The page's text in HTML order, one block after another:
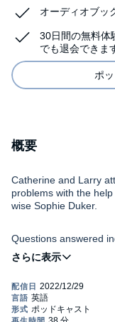
オーディオブッ
30日間の無料体
でも退会できま
ポ
概要
Catherine and Larry
problems with the
wise Sophie Duker.
Questions answered
belongings? How fast
And can model frogs
©2022 Audible, Ltd